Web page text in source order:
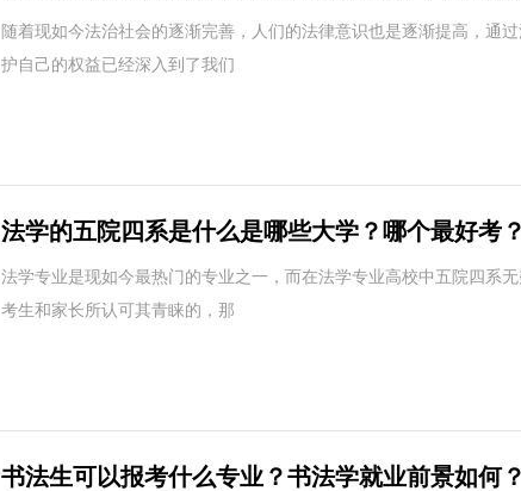
区别在哪
随着现如今法治社会的逐渐完善，人们的法律意识也是逐渐提高，通
护自己的权益已经深入到了我们
法学的五院四系是什么是哪些大学？哪个最好考？
法学专业是现如今最热门的专业之一，而在法学专业高校中五院四系
考生和家长所认可其青睐的，那
书法生可以报考什么专业？书法学就业前景如何？